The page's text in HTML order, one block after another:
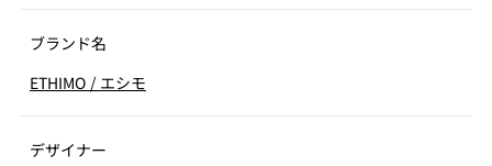
ブランド名
ETHIMO / エシモ
デザイナー